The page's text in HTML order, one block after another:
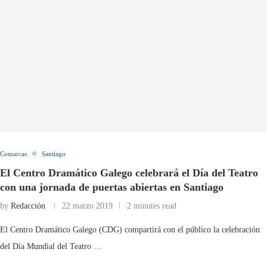
Comarcas Santiago
El Centro Dramático Galego celebrará el Día del Teatro
con una jornada de puertas abiertas en Santiago
by Redacción 22 marzo 2019 2 minutes read
El Centro Dramático Galego (CDG) compartirá con el público la celebración
del Día Mundial del Teatro …